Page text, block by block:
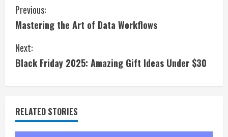
C
o
n
n
Previous:
Mastering the Art of Data Workflows
Next:
Black Friday 2025: Amazing Gift Ideas Under $30
RELATED STORIES